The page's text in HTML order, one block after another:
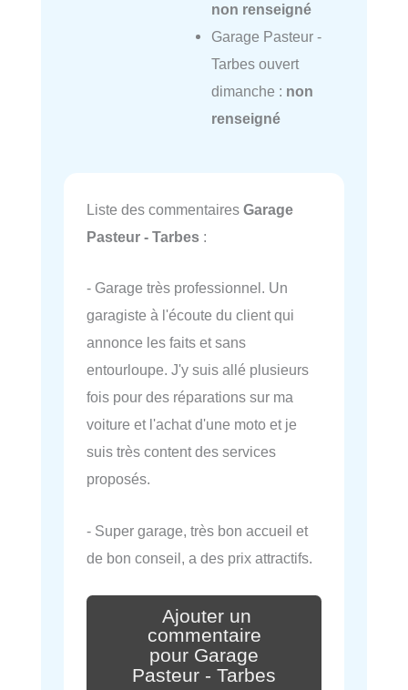
non renseigné
Garage Pasteur -
Tarbes ouvert
dimanche : non
renseigné
Liste des commentaires Garage
Pasteur - Tarbes :
- Garage très professionnel. Un
garagiste à l'écoute du client qui
annonce les faits et sans
entourloupe. J'y suis allé plusieurs
fois pour des réparations sur ma
voiture et l'achat d'une moto et je
suis très content des services
proposés.
- Super garage, très bon accueil et
de bon conseil, a des prix attractifs.
Ajouter un
commentaire
pour Garage
Pasteur - Tarbes